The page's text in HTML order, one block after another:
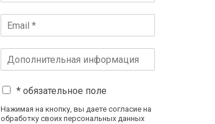
* обязательное поле
Нажимая на кнопку, вы даете согласие на
обработку своих персональных данных